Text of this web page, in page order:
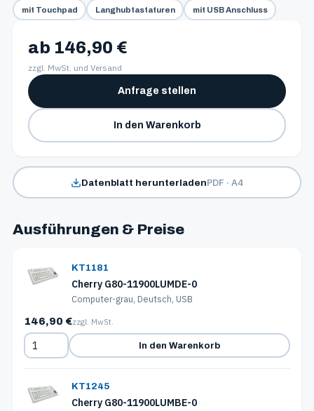
mit Touchpad Langhubtastaturen mit USB Anschluss
ab 146,90 €
zzgl. MwSt. und Versand
In den Warenkorb
Anfrage stellen
Datenblatt herunterladenPDF · A4
Ausführungen & Preise
KT1181
Cherry G80-11900LUMDE-0
Computer-grau, Deutsch, USB
146,90 €zzgl. MwSt.
In den Warenkorb
KT1245
Cherry G80-11900LUMBE-0